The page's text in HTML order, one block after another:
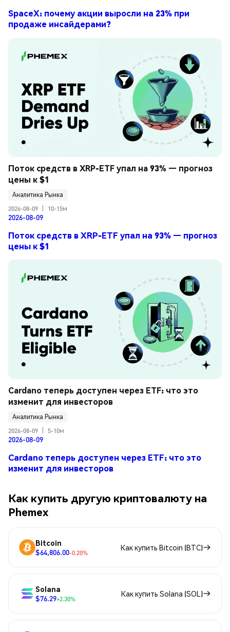
SpaceX: почему акции выросли на 23% при
продаже инсайдерами?
Поток средств в XRP-ETF упал на 93% — прогноз
цены к $1
Аналитика Рынка
2026-08-09
10-15м
2026-08-09
Поток средств в XRP-ETF упал на 93% — прогноз
цены к $1
Cardano теперь доступен через ETF: что это
изменит для инвесторов
Аналитика Рынка
2026-08-09
5-10м
2026-08-09
Cardano теперь доступен через ETF: что это
изменит для инвесторов
Как купить другую криптовалюту на
Phemex
Bitcoin
$64,806.00-0.20%
Как купить Bitcoin (BTC)
Solana
$76.29+2.30%
Как купить Solana (SOL)